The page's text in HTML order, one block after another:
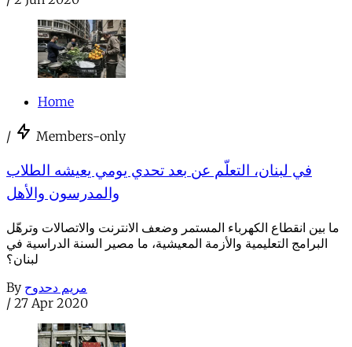
Home
/ Members-only
في لبنان، التعلّم عن بعد تحدي يومي يعيشه الطلاب
والمدرسون والأهل
ما بين انقطاع الكهرباء المستمر وضعف الانترنت والاتصالات وترهّل
البرامج التعليمية والأزمة المعيشية، ما مصير السنة الدراسية في
لبنان؟
By مريم دحدوح
/ 27 Apr 2020